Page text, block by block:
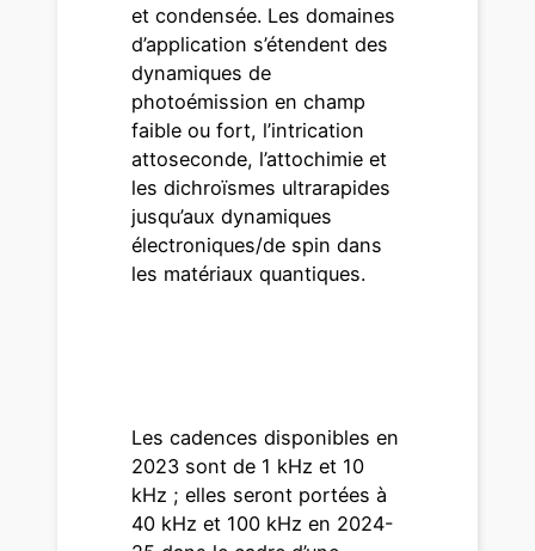
et condensée. Les domaines
d’application s’étendent des
dynamiques de
photoémission en champ
faible ou fort, l’intrication
attoseconde, l’attochimie et
les dichroïsmes ultrarapides
jusqu’aux dynamiques
électroniques/de spin dans
les matériaux quantiques.
Les cadences disponibles en
2023 sont de 1 kHz et 10
kHz ; elles seront portées à
40 kHz et 100 kHz en 2024-